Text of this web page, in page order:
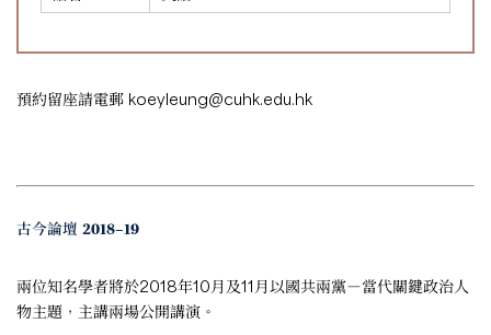
預約留座請電郵 koeyleung@cuhk.edu.hk
古今論壇 2018–19
兩位知名學者將於2018年10月及11月以國共兩黨－當代關鍵政治人
物主題，主講兩場公開講演。